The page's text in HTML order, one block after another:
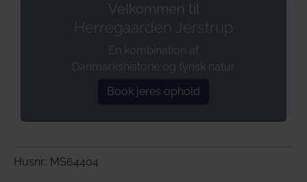
Velkommen til
Herregaarden Jerstrup
En kombination af
Danmarkshistorie og fynsk natur
Book jeres ophold
Husnr.: MS64404